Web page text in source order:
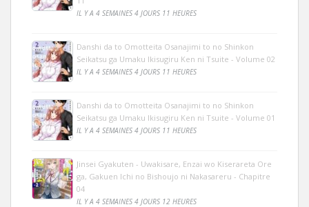
IL Y A 4 SEMAINES 4 JOURS 11 HEURES
Danshi da to Omotteita Osanajimi to no Shinkon
Seikatsu ga Umaku Ikisugiru Ken ni Tsuite - Volume 02
IL Y A 4 SEMAINES 4 JOURS 11 HEURES
Danshi da to Omotteita Osanajimi to no Shinkon
Seikatsu ga Umaku Ikisugiru Ken ni Tsuite - Volume 01
IL Y A 4 SEMAINES 4 JOURS 11 HEURES
Jinsei Gyakuten - Uwakisare, Enzai wo Kiserareta Ore
ga, Gakuen Ichi no Bishoujo ni Nakasareru - Chapitre
04
IL Y A 4 SEMAINES 4 JOURS 12 HEURES